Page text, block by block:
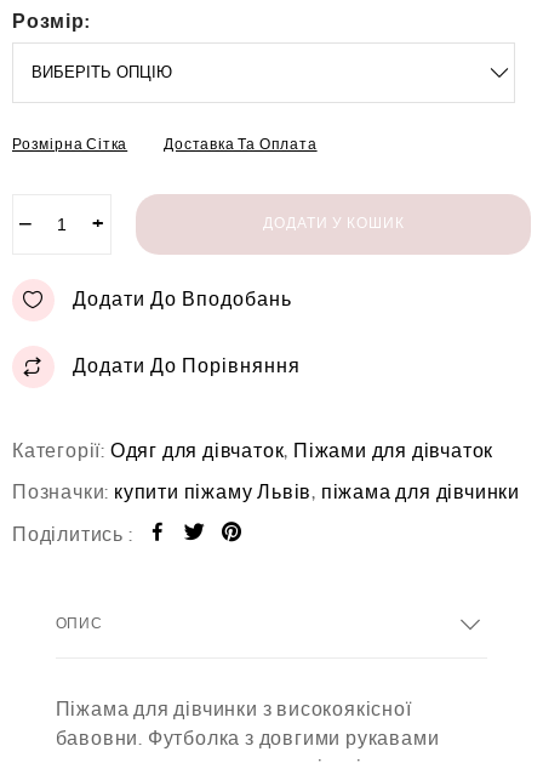
Розмір:
Розмірна Сітка Доставка Та Оплата
− + ДОДАТИ У КОШИК
Додати До Вподобань
Додати До Порівняння
Категорії: Одяг для дівчаток, Піжами для дівчаток
Позначки: купити піжаму Львів, піжама для дівчинки
Поділитись :
ОПИС
Піжама для дівчинки з високоякісної
бавовни. Футболка з довгими рукавами